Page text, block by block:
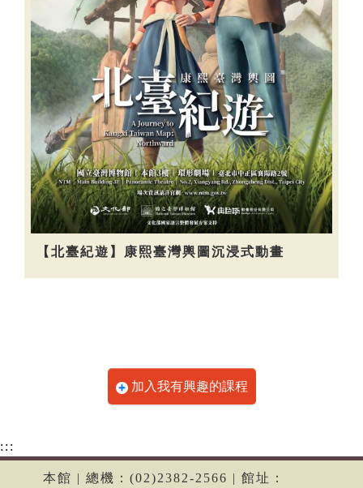
【北臺紀遊】康熙臺灣輿圖沉浸式動畫
加入我有興趣的課程
:::
本館 | 總機：(02)2382-2566 | 館址：